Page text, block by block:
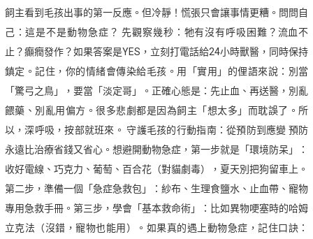
飼主看到毛孩出事的第一反應。但冷靜！慌張只會讓事情更糟。問問自
己：這是不是動物急症？ 先觀察幾秒：牠有沒有呼吸困難？流血不
止？癲癇發作？如果答案是YES，立刻打電話給24小時獸醫，同時保持
鎮定。記住，你的情緒會傳染給毛孩。用「實用」的俚語來說：別當
「驚弓之鳥」，要當「淡定哥」。正確心態是：先止血、再送醫，別亂
餵藥、別亂用偏方。很多悲劇都是因為飼主「想太多」而耽誤了。所
以，深呼吸，按部就班來。 守護毛孩的行動指南：從預防到應變 預防
永遠比治療省錢又省心。想避開動物急症，第一步就是「環境防呆」：
收好電線、巧克力、葡萄、百合花（對貓劇毒），夏天別把狗留車上。
第二步，準備一個「急症急救包」：紗布、生理食鹽水、止血帶、寵物
專用急救手冊。第三步，學會「基本救命術」：比如異物哽塞時的哈姆
立克法（沒錯，寵物也能用）。如果真的遇上動物急症，記住口訣：